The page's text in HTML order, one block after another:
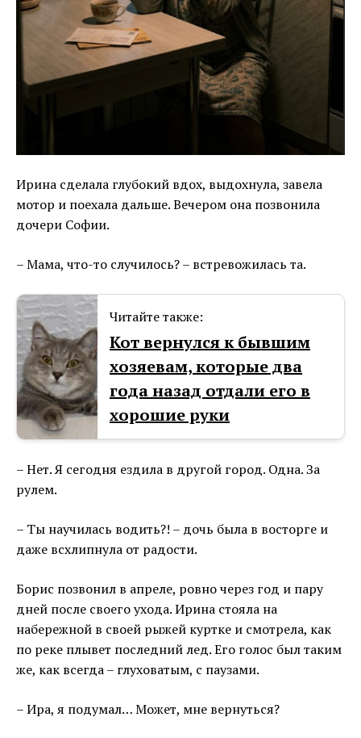
Ирина сделала глубокий вдох, выдохнула, завела
мотор и поехала дальше. Вечером она позвонила
дочери Софии.
– Мама, что-то случилось? – встревожилась та.
Читайте также:
Кот вернулся к бывшим
хозяевам, которые два
года назад отдали его в
хорошие руки
– Нет. Я сегодня ездила в другой город. Одна. За
рулем.
– Ты научилась водить?! – дочь была в восторге и
даже всхлипнула от радости.
Борис позвонил в апреле, ровно через год и пару
дней после своего ухода. Ирина стояла на
набережной в своей рыжей куртке и смотрела, как
по реке плывет последний лед. Его голос был таким
же, как всегда – глуховатым, с паузами.
– Ира, я подумал… Может, мне вернуться?